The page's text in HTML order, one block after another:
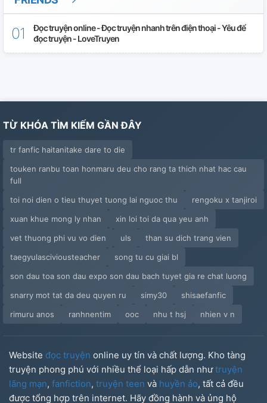
Đọc truyện online - Đọc truyện nhanh trên điện thoại - Yêu để
đọc truyện - LoveTruyen
TỪ KHÓA TÌM KIẾM GẦN ĐÂY
tr fanfic haitanitake dare to die
touken ranbu toan honmaru deu cho rang ta thich nhat hac cau
full
toi noi dien o tieu thuyet tuong lai nguoc thu
rengoku x tanjiroi
xuan khue mong ly nhan
xin loi toi da qua yeu anh
vet thuong phi vu vo dien
uls
than su dich trang vien
taegyulasciviousteacher
song tu cu giai bl
son dau toa son dau expo son dau bach tuyet gia re chat luong
snarry mot tat da deu quyen ru
simy30
shisaefanfic
rimuru anos
ranhnentim ooc nhu t hsj nhien v n
Website đọc truyện online uy tín và chất lượng. Kho tàng
truyện phong phú với nhiều thể loại hấp dẫn nhưtruyện
lãng mạn, fanfiction, truyện teen và huyền ảo, tất cả đều
được tổng hợp trên internet. Hãy đồng hành và ủng hộ